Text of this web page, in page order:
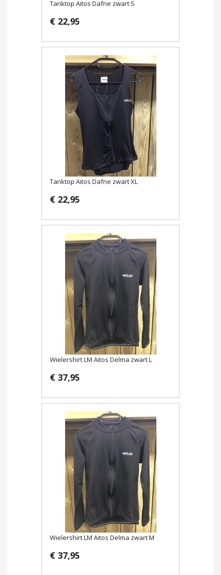
Tanktop Aitos Dafne zwart S
€ 22,95
Tanktop Aitos Dafne zwart XL
€ 22,95
Wielershirt LM Aitos Delma zwart L
€ 37,95
Wielershirt LM Aitos Delma zwart M
€ 37,95